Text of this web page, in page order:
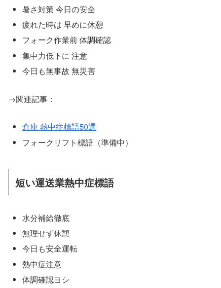
暑さ対策 今日の安全
疲れた時は 早めに休憩
フォーク作業前 体調確認
集中力低下に 注意
今日も無事故 無災害
→関連記事：
倉庫 熱中症標語50選
フォークリフト標語（準備中）
短い運送業熱中症標語
水分補給徹底
無理せず休憩
今日も安全運転
熱中症注意
体調確認ヨシ